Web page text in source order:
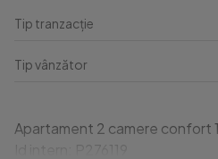
Tip tranzacție
Tip vânzător
Apartament 2 camere confort